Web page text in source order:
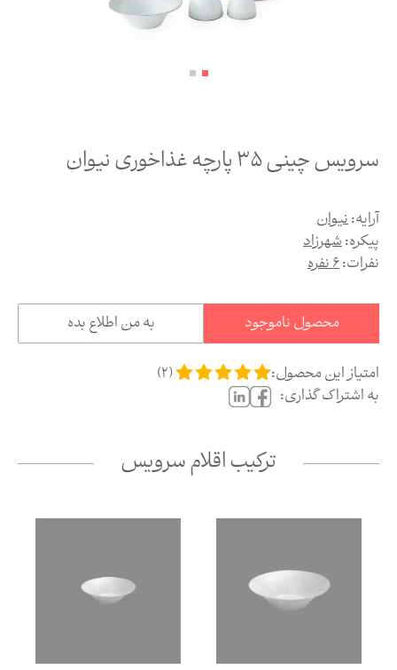
سرویس چینی 35 پارچه غذاخوری نیوان
آرایه:نیوان
پیکره:شهرزاد
نفرات:6 نفره
محصول ناموجود
به من اطلاع بده
امتیاز این محصول:
(
2
)
به اشتراک گذاری:
ترکیب اقلام سرویس